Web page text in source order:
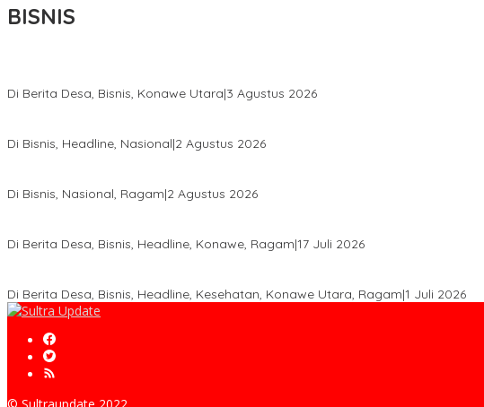
BISNIS
Di Berita Desa, Bisnis, Konawe Utara|3 Agustus 2026
Di Bisnis, Headline, Nasional|2 Agustus 2026
Di Bisnis, Nasional, Ragam|2 Agustus 2026
Di Berita Desa, Bisnis, Headline, Konawe, Ragam|17 Juli 2026
Di Berita Desa, Bisnis, Headline, Kesehatan, Konawe Utara, Ragam|1 Juli 2026